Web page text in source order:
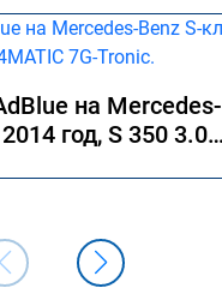
на Mercedes-
год, S 350 3.0